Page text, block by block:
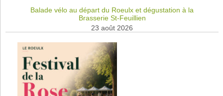
Balade vélo au départ du Roeulx et dégustation à la
Brasserie St-Feuillien
23 août 2026